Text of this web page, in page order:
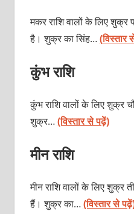
मकर राशि वालों के लिए शुक्र
है। शुक्र का सिंह…(विस्तार
कुंभ राशि
कुंभ राशि वालों के लिए शुक्र
शुक्र…(विस्तार से पढ़ें)
मीन राशि
मीन राशि वालों के लिए शुक्र
हैं। शुक्र का…(विस्तार से